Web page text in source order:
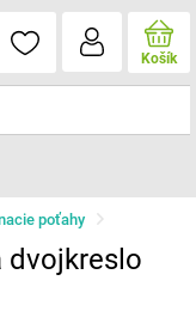
Košík
poťahy
dvojkreslo